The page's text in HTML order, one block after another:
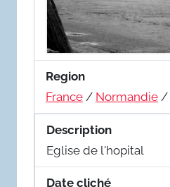
Region
France / Normandie /
Description
Eglise de l'hopital
Date cliché